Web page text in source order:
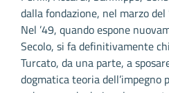
dalla fondazione, nel marzo del
Nel ’49, quando espone
Secolo, si fa definitivamente
Turcato, da una parte, a
dogmatica teoria dell’impegno